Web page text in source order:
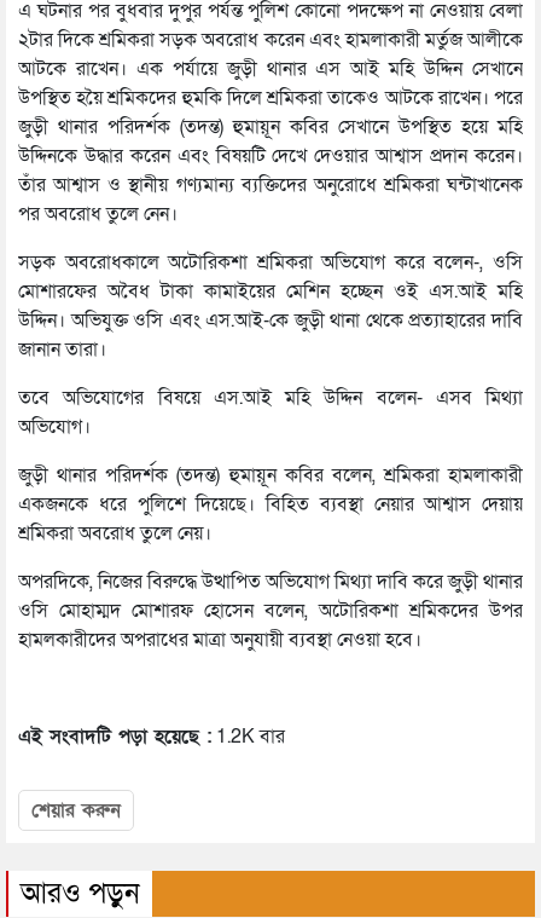
এ ঘটনার পর বুধবার দুপুর পর্যন্ত পুলিশ কোনো পদক্ষেপ না নেওয়ায় বেলা
২টার দিকে শ্রমিকরা সড়ক অবরোধ করেন এবং হামলাকারী মর্তুজ আলীকে
আটকে রাখেন। এক পর্যায়ে জুড়ী থানার এস আই মহি উদ্দিন সেখানে
উপস্থিত হয়ৈ শ্রমিকদের হুমকি দিলে শ্রমিকরা তাকেও আটকে রাখেন। পরে
জুড়ী থানার পরিদর্শক (তদন্ত) হুমায়ূন কবির সেখানে উপস্থিত হয়ে মহি
উদ্দিনকে উদ্ধার করেন এবং বিষয়টি দেখে দেওয়ার আশ্বাস প্রদান করেন।
তাঁর আশ্বাস ও স্থানীয় গণ্যমান্য ব্যক্তিদের অনুরোধে শ্রমিকরা ঘন্টাখানেক
পর অবরোধ তুলে নেন।
সড়ক অবরোধকালে অটোরিকশা শ্রমিকরা অভিযোগ করে বলেন-, ওসি
মোশারফের অবৈধ টাকা কামাইয়ের মেশিন হচ্ছেন ওই এস.আই মহি
উদ্দিন। অভিযুক্ত ওসি এবং এস.আই-কে জুড়ী থানা থেকে প্রত্যাহারের দাবি
জানান তারা।
তবে অভিযোগের বিষয়ে এস.আই মহি উদ্দিন বলেন- এসব মিথ্যা
অভিযোগ।
জুড়ী থানার পরিদর্শক (তদন্ত) হুমায়ূন কবির বলেন, শ্রমিকরা হামলাকারী
একজনকে ধরে পুলিশে দিয়েছে। বিহিত ব্যবস্থা নেয়ার আশ্বাস দেয়ায়
শ্রমিকরা অবরোধ তুলে নেয়।
অপরদিকে, নিজের বিরুদ্ধে উত্থাপিত অভিযোগ মিথ্যা দাবি করে জুড়ী থানার
ওসি মোহাম্মদ মোশারফ হোসেন বলেন, অটোরিকশা শ্রমিকদের উপর
হামলকারীদের অপরাধের মাত্রা অনুযায়ী ব্যবস্থা নেওয়া হবে।
এই সংবাদটি পড়া হয়েছে : 1.2K বার
শেয়ার করুন
আরও পড়ুন